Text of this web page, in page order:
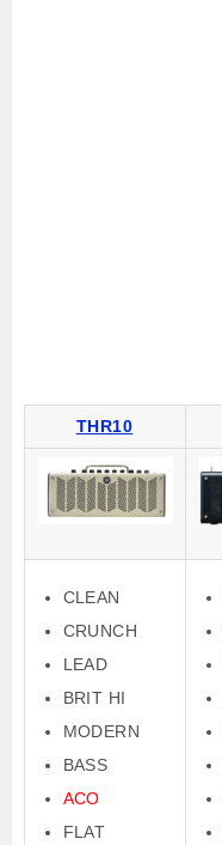
THR10
CLEAN
CRUNCH
LEAD
BRIT HI
MODERN
BASS
ACO
FLAT